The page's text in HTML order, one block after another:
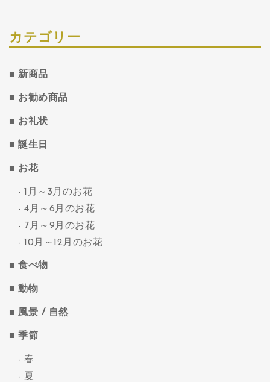
カテゴリー
新商品
お勧め商品
お礼状
誕生日
お花
1月～3月のお花
4月～6月のお花
7月～9月のお花
10月～12月のお花
食べ物
動物
風景 / 自然
季節
春
夏